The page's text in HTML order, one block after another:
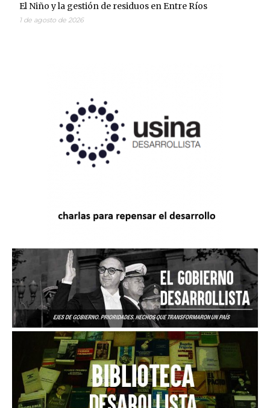
El Niño y la gestión de residuos en Entre Ríos
1 de agosto de 2026